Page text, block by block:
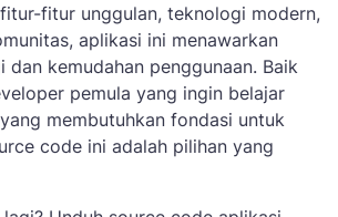
fitur unggulan, teknologi modern,
aplikasi ini menawarkan
kemudahan penggunaan. Baik
pemula yang ingin belajar
membutuhkan fondasi untuk
code ini adalah pilihan yang